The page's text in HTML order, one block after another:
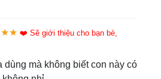
❤️ Sẽ giới thiệu cho bạn bè,
mà không biết con này có